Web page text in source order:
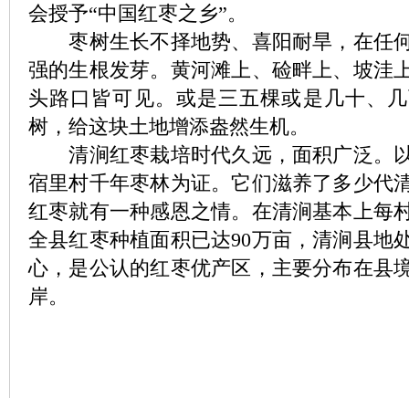
会授予“中国红枣之乡”。
枣树生长不择地势、喜阳耐旱，在任
强的生根发芽。黄河滩上、硷畔上、坡洼
头路口皆可见。或是三五棵或是几十、
树，给这块土地增添盎然生机。
清涧红枣栽培时代久远，面积广泛。
宿里村千年枣林为证。它们滋养了多少代
红枣就有一种感恩之情。在清涧基本上每
全县红枣种植面积已达90万亩，清涧县地
心，是公认的红枣优产区，主要分布在县
岸。